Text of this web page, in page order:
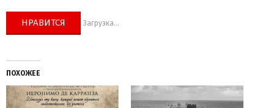
НРАВИТСЯ Загрузка...
ПОХОЖЕЕ